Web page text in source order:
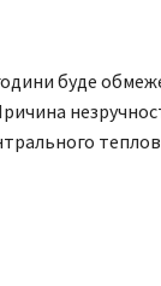
буде